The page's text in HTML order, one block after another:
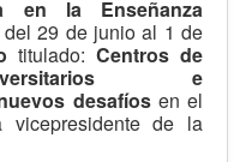
en la Enseñanza
29 de junio al 1 de
titulado: Centros de
e
desafíosen el
de la